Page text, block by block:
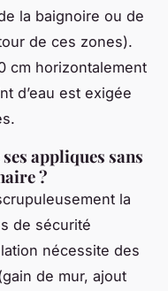
la baignoire ou de
de ces zones).
cm horizontalement
d’eau est exigée
appliques sans
?
la
de sécurité
nécessite des
de mur, ajout